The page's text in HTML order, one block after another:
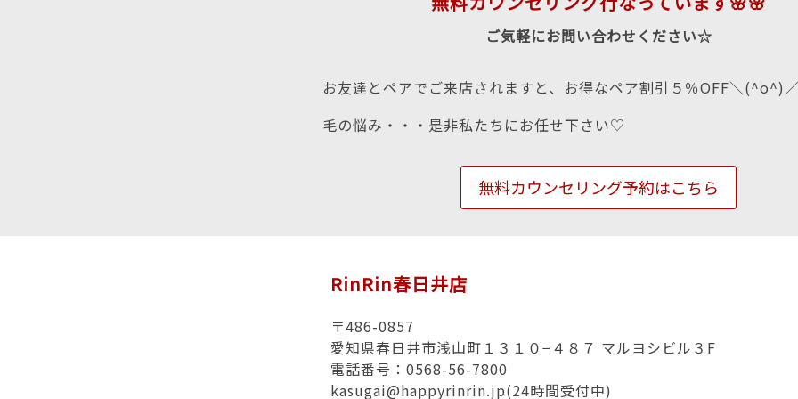
ご気軽にお問い合わせください☆
お友達とペアでご来店されますと、お得なペア割引５％OFF＼(^o^)
毛の悩み・・・是非私たちにお任せ下さい♡
無料カウンセリング予約はこちら
RinRin春日井店
〒486-0857
愛知県春日井市浅山町１３１０−４８７ マルヨシビル３F
電話番号：0568-56-7800
kasugai@happyrinrin.jp(24時間受付中)